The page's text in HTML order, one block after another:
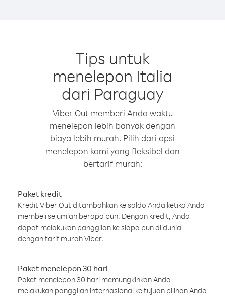
Tips untuk
menelepon Italia
dari Paraguay
Viber Out memberi Anda waktu
menelepon lebih banyak dengan
biaya lebih murah. Pilih dari opsi
menelepon kami yang fleksibel dan
bertarif murah:
Paket kredit
Kredit Viber Out ditambahkan ke saldo Anda ketika Anda
membeli sejumlah berapa pun. Dengan kredit, Anda
dapat melakukan panggilan ke siapa pun di dunia
dengan tarif murah Viber.
Paket menelepon 30 hari
Paket menelepon 30 hari memungkinkan Anda
melakukan panggilan internasional ke tujuan pilihan Anda